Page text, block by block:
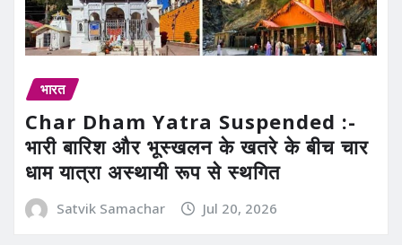
भारत
Char Dham Yatra Suspended :-
भारी बारिश और भूस्खलन के खतरे के बीच चार
धाम यात्रा अस्थायी रूप से स्थगित
Satvik Samachar Jul 20, 2026